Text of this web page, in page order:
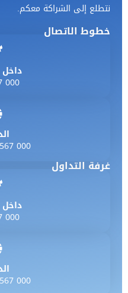
نتطلع إلى الشراكة معكم.
خطوط الاتصال
داخل
000
000
غرفة التداول
داخل
000
000